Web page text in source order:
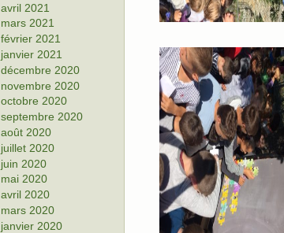
avril 2021
mars 2021
février 2021
janvier 2021
décembre 2020
novembre 2020
octobre 2020
septembre 2020
août 2020
juillet 2020
juin 2020
mai 2020
avril 2020
mars 2020
janvier 2020